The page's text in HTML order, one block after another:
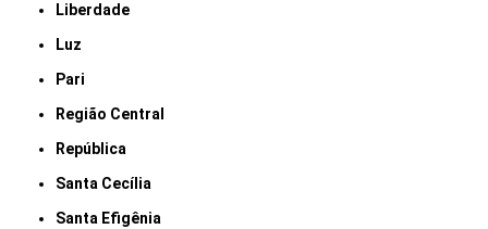
Liberdade
Luz
Pari
Região Central
República
Santa Cecília
Santa Efigênia